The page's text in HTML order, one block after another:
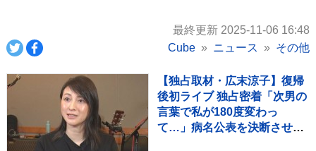
最終更新 2025-11-06 16:48
Cube
ニュース その他
【独占取材・広末涼子】復帰
後初ライブ 独占密着「次男の
言葉で私が180度変わっ
て…」病名公表を決断させ